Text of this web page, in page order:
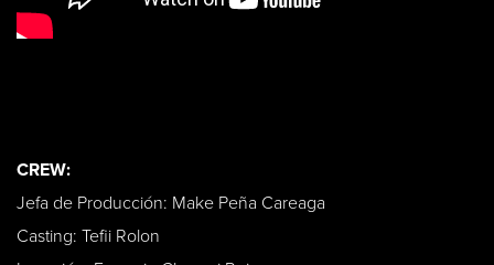
CREW:
Jefa de Producción: Make Peña Careaga
Casting: Tefii Rolon